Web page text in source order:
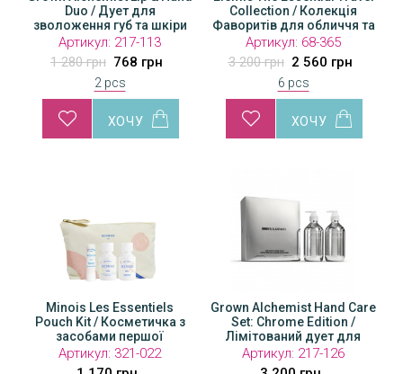
Duo / Дует для
зволоження губ та шкіри
рук
Артикул: 217-113
1 280 грн 768 грн
2 pcs
Collection / Колекція
Фаворитів для обличчя та
тіла у люкс косметичці
Артикул: 68-365
3 200 грн 2 560 грн
6 pcs
Minois Les Essentiels
Pouch Kit / Косметичка з
засобами першої
необхідності
Артикул: 321-022
Grown Alchemist Hand Care
Set: Chrome Edition /
Лімітований дует для
догляду за руками
Артикул: 217-126